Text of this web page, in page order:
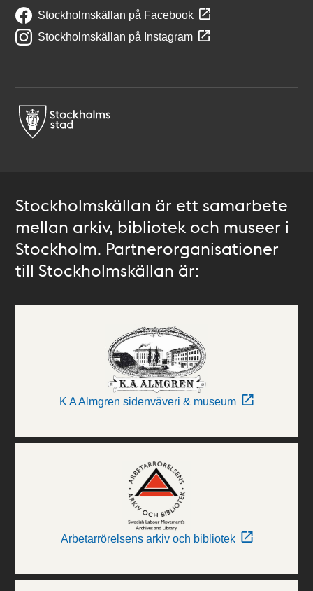
Stockholmskällan på Facebook
Stockholmskällan på Instagram
Stockholmskällan är ett samarbete
mellan arkiv, bibliotek och museer i
Stockholm. Partnerorganisationer
till Stockholmskällan är:
K A Almgren sidenväveri & museum
Arbetarrörelsens arkiv och bibliotek